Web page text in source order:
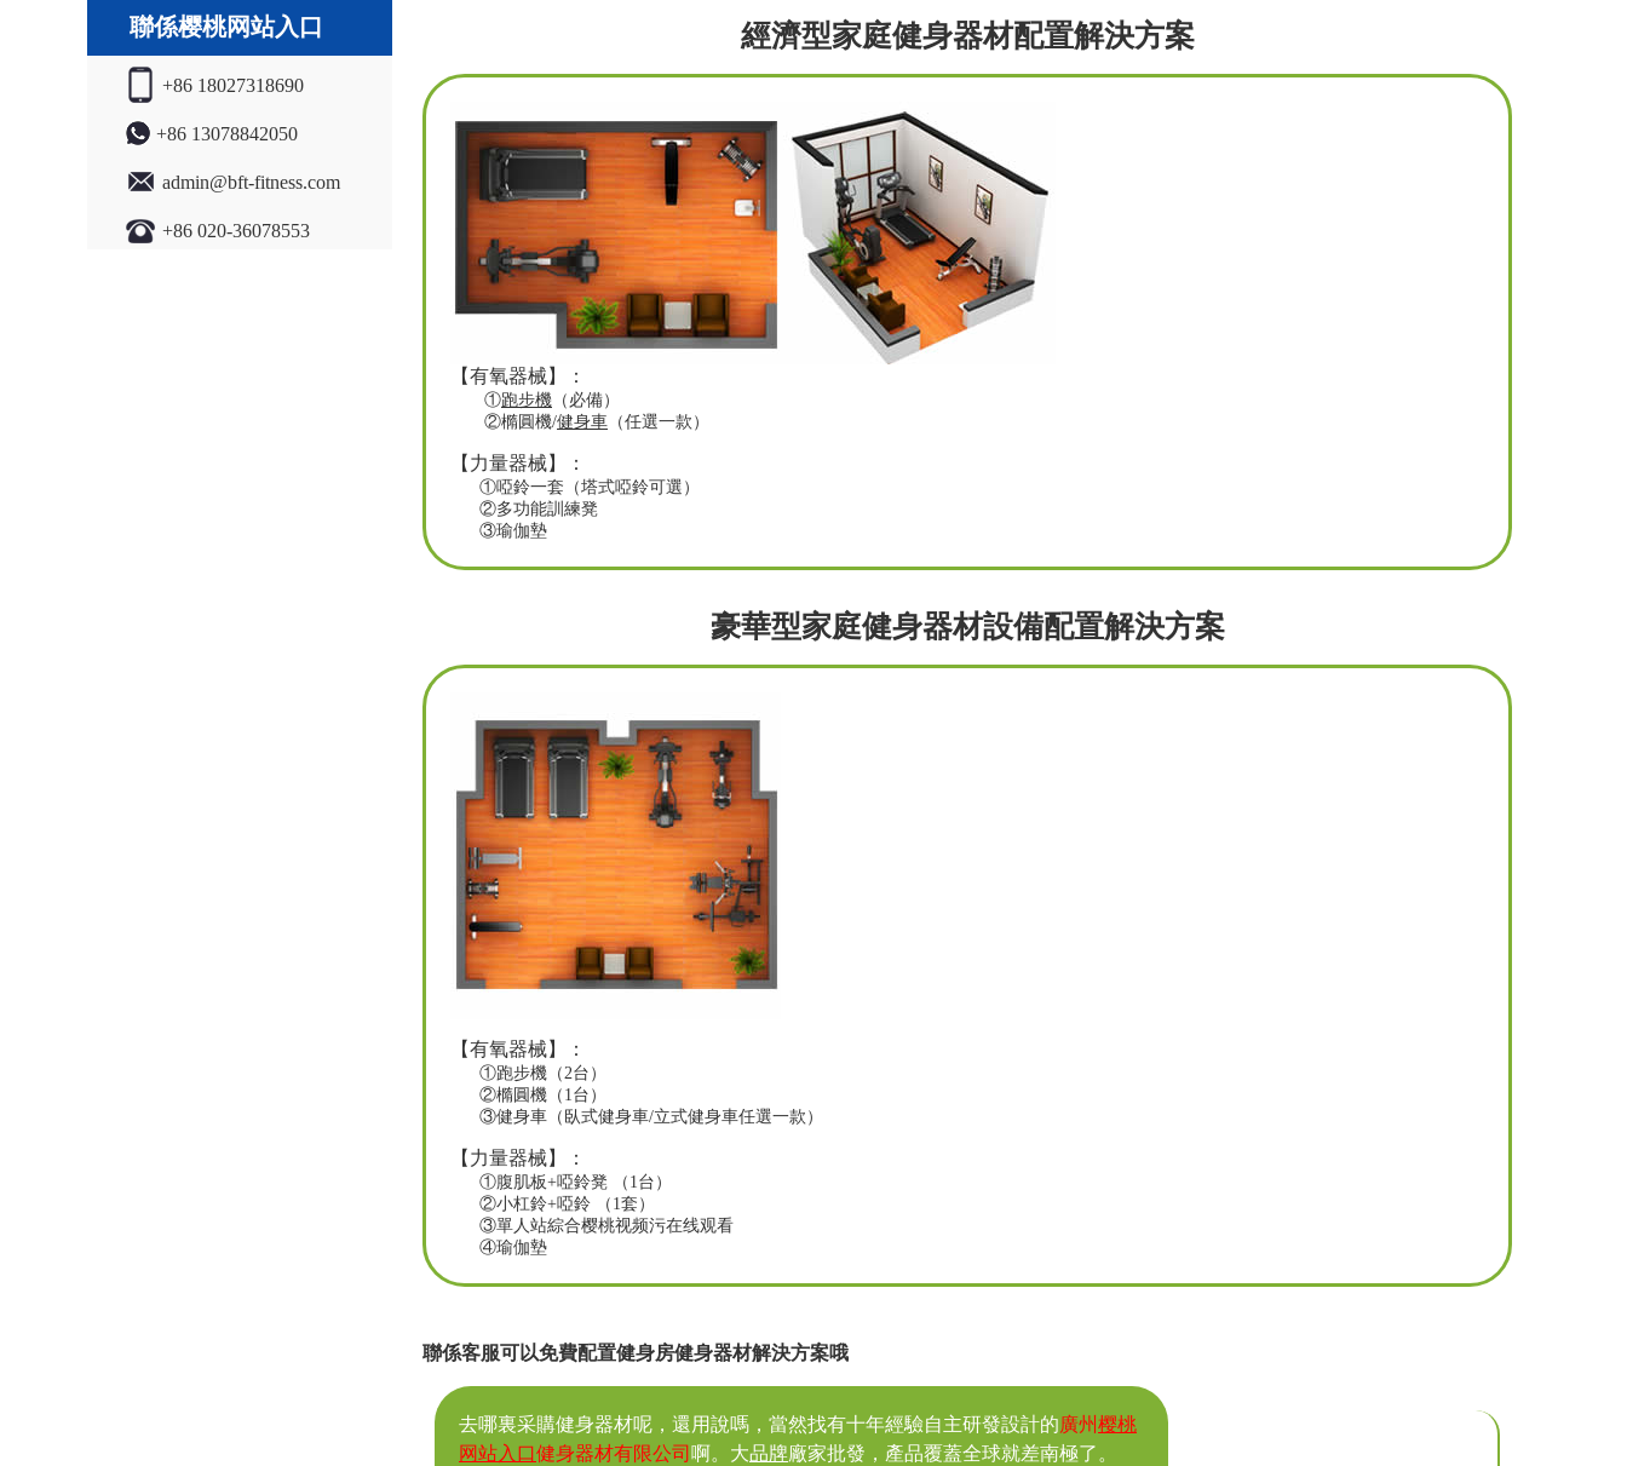
聯係樱桃网站入口
+86 18027318690
+86 13078842050
admin@bft-fitness.com
+86 020-36078553
經濟型家庭健身器材配置解決方案
【有氧器械】 ：
①跑步機 （必備）
②橢圓機/健身車 （任選一款）
【 力量器械】 ：
①啞鈴一套（塔式啞鈴可選）
②多功能訓練凳
③瑜伽墊
豪華型家庭健身器材設備配置解決方案
【有氧器械】 ：
①跑步機（2台）
②橢圓機（1台）
③健身車（臥式健身車/立式健身車任選一款）
【 力量器械】 ：
①腹肌板+啞鈴凳
（1台）
②小杠鈴+啞鈴
（1套）
③單人站綜合樱桃视频污在线观看
④瑜伽墊
聯係客服可以免費配置健身房健身器材解決方案哦
去哪裏采購健身器材呢，還用說嗎，當然找有十年經驗自主研發設計的廣州樱桃
网站入口健身器材有限公司 啊。大品牌廠家批發，產品覆蓋全球就差南極了。